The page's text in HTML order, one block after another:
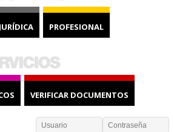
PROFESIONAL
VERIFICAR DOCUMENTOS